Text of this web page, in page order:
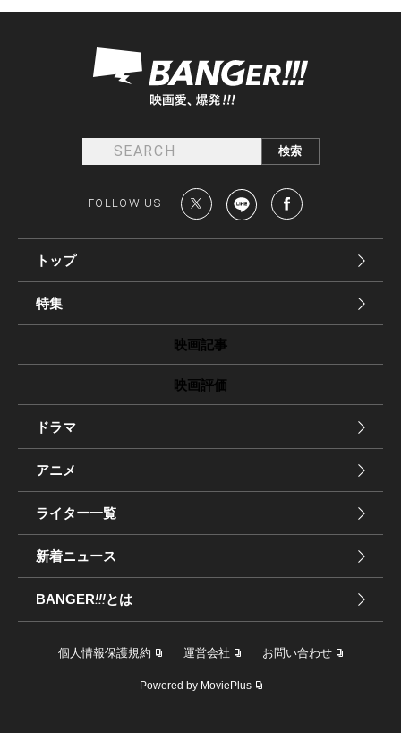
FOLLOW US
トップ
特集
映画記事
映画評価
ドラマ
アニメ
ライター一覧
新着ニュース
BANGER!!!とは
個人情報保護規約 運営会社 お問い合わせ
Powered by MoviePlus